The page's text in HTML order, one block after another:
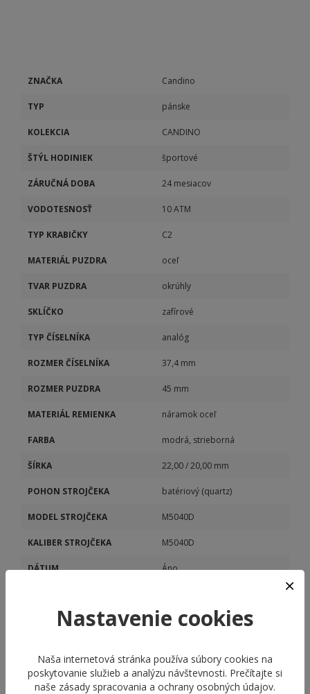
ZNAČKA Candino
TYP pánske
KOLEKCIA CANDINO
ŠTÝL HODINIEK športové
ZÁRUČNÁ DOBA 24 mesiacov
VODOTESNOSŤ 10 ATM
TYP KRABIČKY C2
MATERIÁL PUZDRA oceľ
TVAR PUZDRA okrúhly
SKLÍČKO zafírové
TYP ČÍSELNÍKA analóg
ROZMER ČÍSELNÍKA 37,4 mm
ROZMER PUZDRA 45 mm
MATERIÁL REMIENKA náramok oceľ
FARBA modrá, strieborná
ŠÍRKA 22,00 / 20,00 mm
POHON STROJČEKA batériový (quartz)
MODEL STROJČEKA M5040D
KALIBER STROJČEKA M5040D
DÁTUM Áno
Nastavenie cookies
Naša internetová stránka používa súbory cookies na
poskytovanie služieb a analýzu návštevnosti. Prečítajte si
naše zásady spracovania a ochrany osobných údajov.